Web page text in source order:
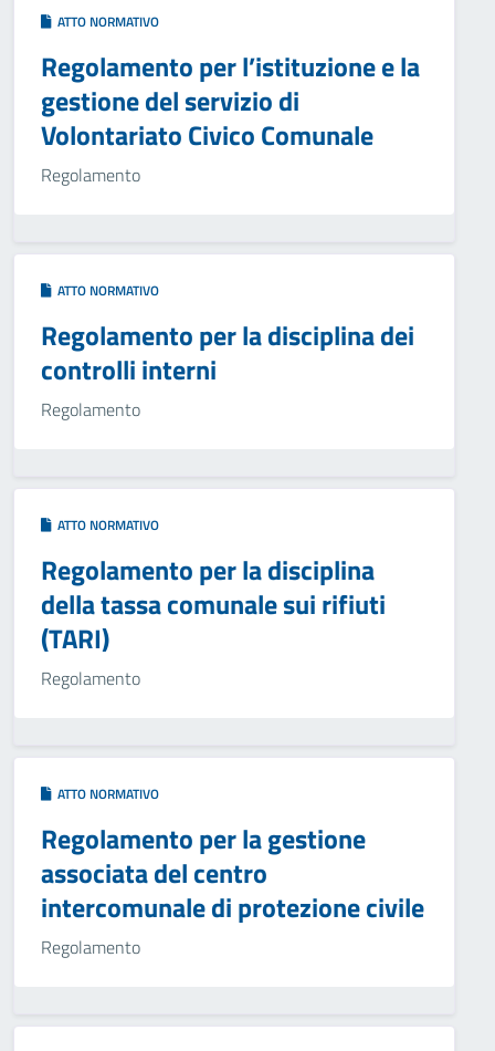
ATTO NORMATIVO
Regolamento per l’istituzione e la
gestione del servizio di
Volontariato Civico Comunale
Regolamento
ATTO NORMATIVO
Regolamento per la disciplina dei
controlli interni
Regolamento
ATTO NORMATIVO
Regolamento per la disciplina
della tassa comunale sui rifiuti
(TARI)
Regolamento
ATTO NORMATIVO
Regolamento per la gestione
associata del centro
intercomunale di protezione civile
Regolamento